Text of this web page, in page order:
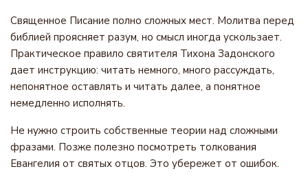
Священное Писание полно сложных мест. Молитва перед
библией проясняет разум, но смысл иногда ускользает.
Практическое правило святителя Тихона Задонского
дает инструкцию: читать немного, много рассуждать,
непонятное оставлять и читать далее, а понятное
немедленно исполнять.
Не нужно строить собственные теории над сложными
фразами. Позже полезно посмотреть толкования
Евангелия от святых отцов. Это убережет от ошибок.